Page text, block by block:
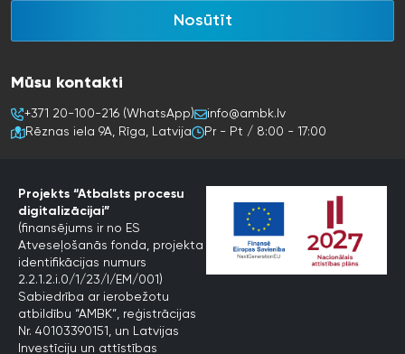
Nosūtīt
Mūsu kontakti
+371 20-100-216 (WhatsApp)
info@ambk.lv
Rēznas iela 9A, Rīga, Latvija
Pr - Pt / 8:00 - 17:00
Projekts “Atbalsts procesu
digitalizācijai”
(finansējums ir no ES
Atveseļošanās fonda, projekta
identifikācijas numurs
2.2.1.2.i.0/1/23/I/EM/001)
Sabiedrība ar ierobežotu
atbildību “AMBK”, reģistrācijas
Nr. 40103390151, un Latvijas
Investīciju un attīstības